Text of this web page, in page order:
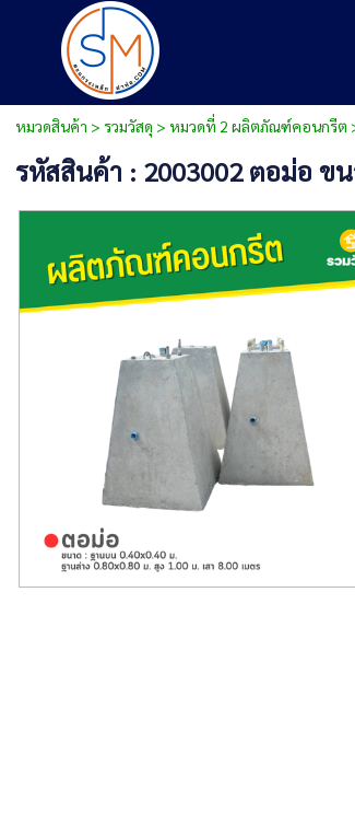
หมวดสินค้า > รวมวัสดุ > หมวดที่ 2 ผลิตภัณฑ์คอนกรีต
รหัสสินค้า : 2003002 ตอม่อ ข